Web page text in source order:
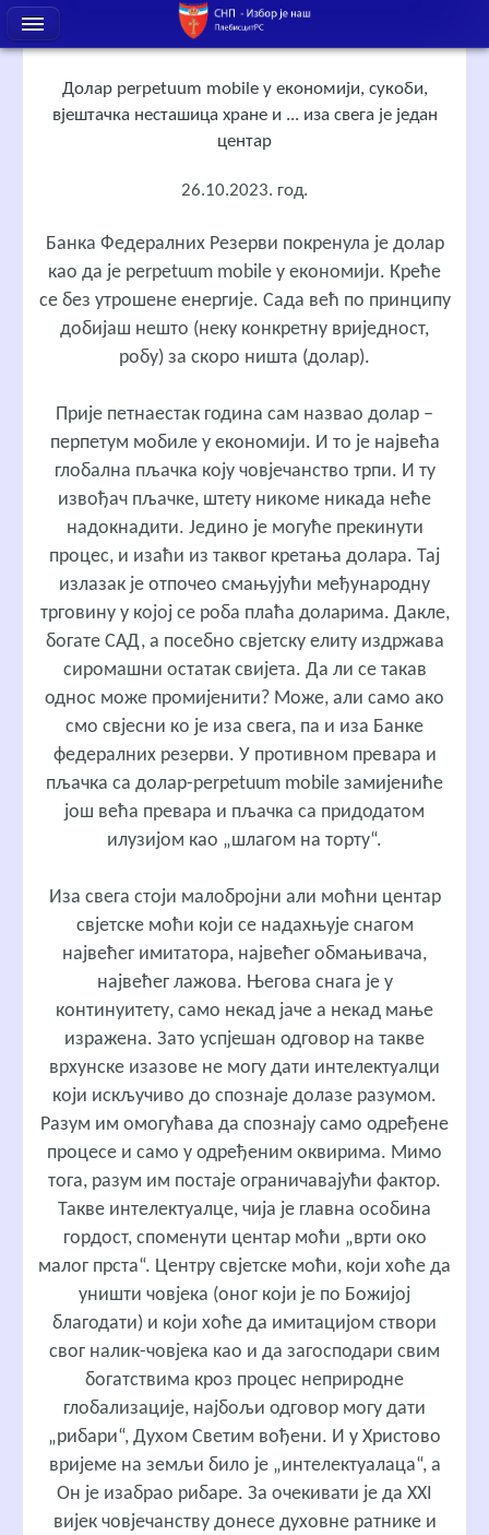
Долар perpetuum mobile у економији, сукоби,
вјештачка несташица хране и ... иза свега је један
центар
26.10.2023. год.
Банка Федералних Резерви покренула је долар
као да је perpetuum mobile у економији. Креће
се без утрошене енергије. Сада већ по принципу
добијаш нешто (неку конкретну вриједност,
робу) за скоро ништа (долар).
Прије петнаестак година сам назвао долар –
перпетум мобиле у економији. И то је највећа
глобална пљачка коју човјечанство трпи. И ту
извођач пљачке, штету никоме никада неће
надокнадити. Једино је могуће прекинути
процес, и изаћи из таквог кретања долара. Тај
излазак је отпочео смањујући међународну
трговину у којој се роба плаћа доларима. Дакле,
богате САД, а посебно свјетску елиту издржава
сиромашни остатак свијета. Да ли се такав
однос може промијенити? Може, али само ако
смо свјесни ко је иза свега, па и иза Банке
федералних резерви. У противном превара и
пљачка са долар-perpetuum mobile замијениће
још већа превара и пљачка са придодатом
илузијом као „шлагом на торту“.
Иза свега стоји малобројни али моћни центар
свјетске моћи који се надахњује снагом
највећег имитатора, највећег обмањивача,
највећег лажова. Његова снага је у
континуитету, само некад јаче а некад мање
изражена. Зато успјешан одговор на такве
врхунске изазове не могу дати интелектуалци
који искључиво до спознаје долазе разумом.
Разум им омогућава да спознају само одређене
процесе и само у одређеним оквирима. Мимо
тога, разум им постаје ограничавајући фактор.
Такве интелектуалце, чија је главна особина
гордост, споменути центар моћи „врти око
малог прста“. Центру свјетске моћи, који хоће да
уништи човјека (оног који је по Божијој
благодати) и који хоће да имитацијом створи
свог налик-човјека као и да загосподари свим
богатствима кроз процес неприродне
глобализације, најбољи одговор могу дати
„рибари“, Духом Светим вођени. И у Христово
вријеме на земљи било је „интелектуалаца“, а
Он је изабрао рибаре. За очекивати је да XXI
вијек човјечанству донесе духовне ратнике и